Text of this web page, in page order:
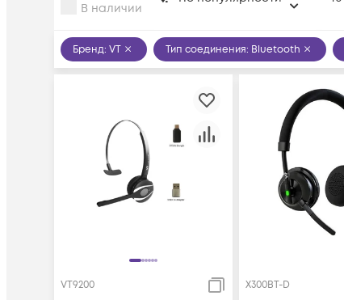
В наличии
Бренд: VT Тип соединения: Bluetooth
VT9200 X300BT-D